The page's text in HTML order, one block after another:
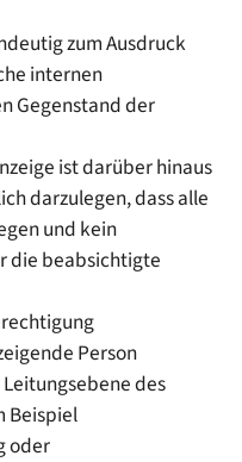
zum Ausdruck
internen
Gegenstand der
ist darüber hinaus
darzulegen, dass alle
und kein
die beabsichtigte
Person
des
Beispiel
oder